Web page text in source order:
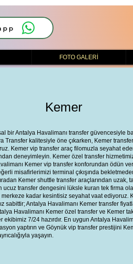
FOTO GALERİ
Kemer
bir Antalya Havalimanı transfer güvencesiyle
Transfer kalitesiyle öne çıkarken, Kemer
Kemer vip transfer araç filomuzla seyahat
deneyimleyin. Kemer özel transfer
Kemer vip transfer konforundan ödün
misafirlerimizi terminal çıkışında
Kemer shuttle transfer araçlarından uzak,
transfer dengesini lüksle kuran tek firma
kadar kesintisiz seyahat vaat ediyoruz.
sabittir; Antalya Havalimanı Kemer transfer
Havalimanı Kemer özel transfer ve Kemer
ekibimiz 7/24 hazırdır. En uygun Antalya
yaptırın ve Göynük vip transfer prestijini
yaşayın.